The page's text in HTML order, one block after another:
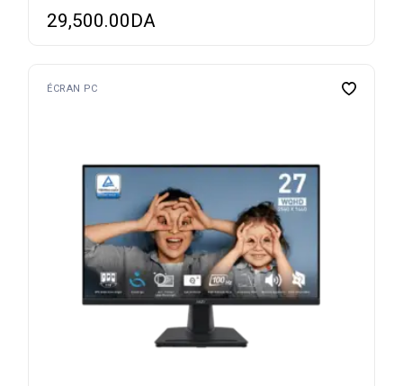
29,500.00DA
ÉCRAN PC